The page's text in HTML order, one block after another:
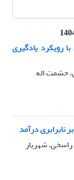
رویکرد یادگیری
حشمت اله
نابرابری درآمد
شهریار